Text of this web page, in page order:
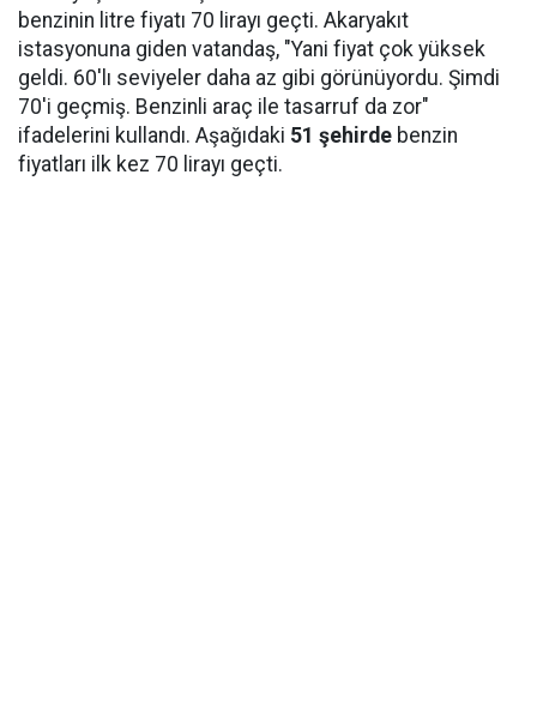
benzinin litre fiyatı 70 lirayı geçti. Akaryakıt
istasyonuna giden vatandaş, "Yani fiyat çok yüksek
geldi. 60'lı seviyeler daha az gibi görünüyordu. Şimdi
70'i geçmiş. Benzinli araç ile tasarruf da zor"
ifadelerini kullandı. Aşağıdaki 51 şehirde benzin
fiyatları ilk kez 70 lirayı geçti.